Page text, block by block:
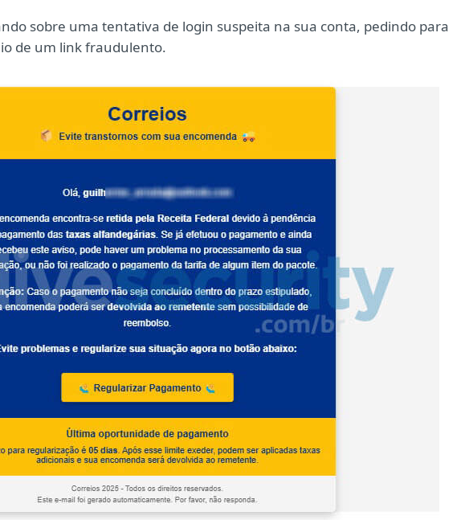
sobre uma tentativa de login suspeita na sua conta, pedindo para
de um link fraudulento.